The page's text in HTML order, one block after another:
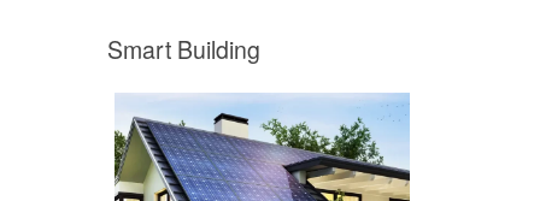
Smart Building